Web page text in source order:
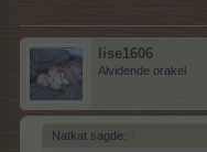
lise1606
Alvidende orakel
Natkat sagde: ↑